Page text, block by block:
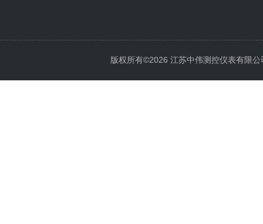
版权所有©2026 江苏中伟测控仪表有限